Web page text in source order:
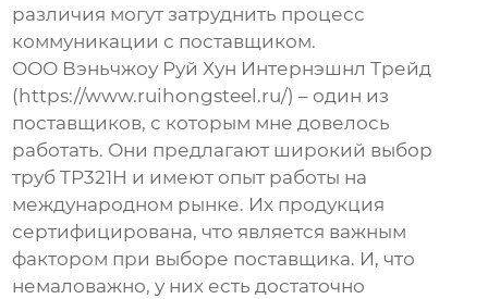
различия могут затруднить процесс
коммуникации с поставщиком.
ООО Вэньчжоу Руй Хун Интернэшнл Трейд
(https://www.ruihongsteel.ru/) – один из
поставщиков, с которым мне довелось
работать. Они предлагают широкий выбор
труб TP321H и имеют опыт работы на
международном рынке. Их продукция
сертифицирована, что является важным
фактором при выборе поставщика. И, что
немаловажно, у них есть достаточно